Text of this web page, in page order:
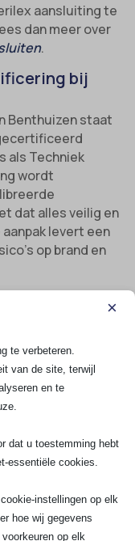
aansluiting te
dan meer over
.
bij
Benthuizen staat
als Techniek
wordt
dat alles veilig en
levert een
op brand en
situatie? Laat
of een mail
prijsopgave.
en ontvang
×
te verbeteren.
van de site, terwijl
en te
dat u toestemming hebt
essentiële cookies.
instellingen op elk
hoe wij gegevens
op elk